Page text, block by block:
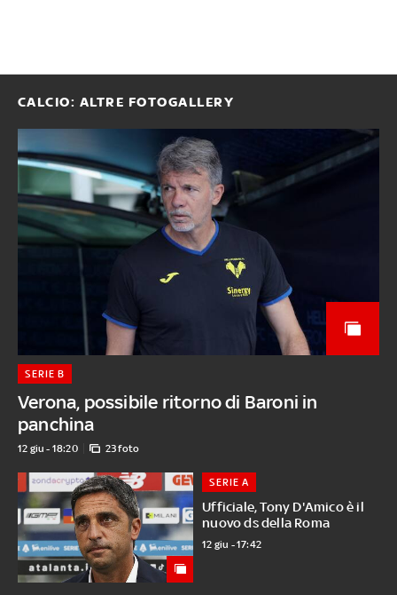
CALCIO: ALTRE FOTOGALLERY
Verona, possibile ritorno di Baroni in
panchina
SERIE B
12 giu - 18:20 23 foto
Ufficiale, Tony D'Amico è il
nuovo ds della Roma
SERIE A
12 giu - 17:42